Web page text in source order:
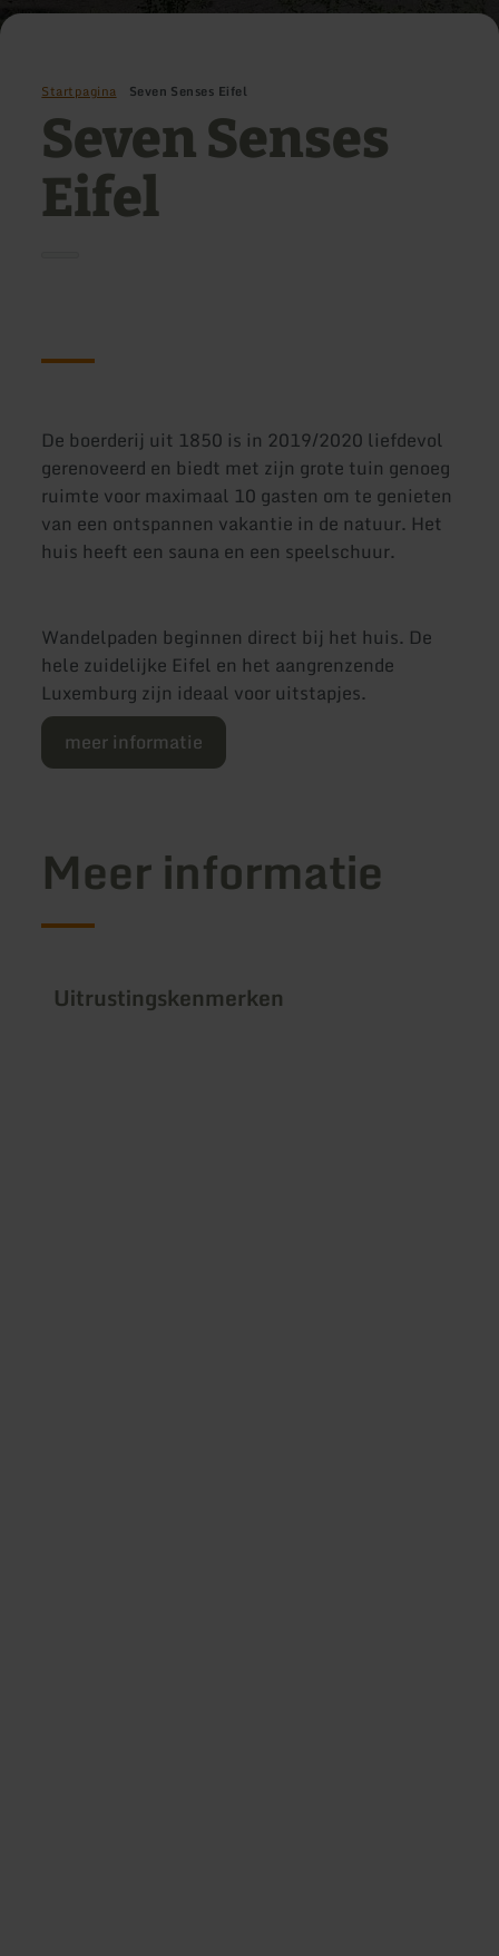
Startpagina Seven Senses Eifel
Seven Senses
Eifel
De boerderij uit 1850 is in 2019/2020 liefdevol
gerenoveerd en biedt met zijn grote tuin genoeg
ruimte voor maximaal 10 gasten om te genieten
van een ontspannen vakantie in de natuur. Het
huis heeft een sauna en een speelschuur.
Wandelpaden beginnen direct bij het huis. De
hele zuidelijke Eifel en het aangrenzende
Luxemburg zijn ideaal voor uitstapjes.
meer informatie
Meer informatie
Uitrustingskenmerken